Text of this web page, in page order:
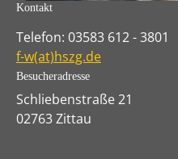
Kontakt
Telefon: 03583 612 - 3801
f-w(at)hszg.de
Besucheradresse
Schliebenstraße 21
02763 Zittau